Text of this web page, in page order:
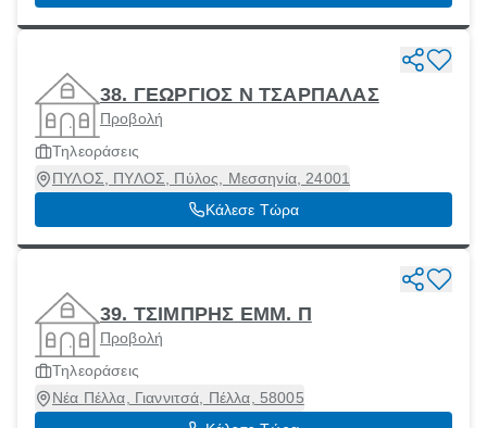
38. ΓΕΩΡΓΙΟΣ Ν ΤΣΑΡΠΑΛΑΣ
Προβολή
Τηλεοράσεις
ΠΥΛΟΣ, ΠΥΛΟΣ, Πύλος, Μεσσηνία, 24001
Κάλεσε Τώρα
39. ΤΣΙΜΠΡΗΣ ΕΜΜ. Π
Προβολή
Τηλεοράσεις
Νέα Πέλλα, Γιαννιτσά, Πέλλα, 58005